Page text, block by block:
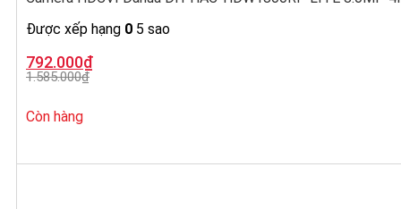
Được xếp hạng 0 5 sao
1.585.000₫
Giá
gốc
là:
792.000₫
Giá
hiện
tại
792.000₫.
Còn hàng